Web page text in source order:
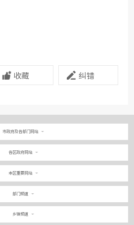
收藏 纠错
市政府及各部门网站
各区政府网站
本区重要网站
部门频道
乡镇频道